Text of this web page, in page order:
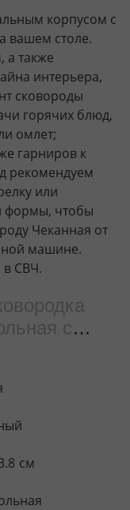
корпусом с
вашем столе.
а также
интерьера,
сковороды
горячих блюд,
омлет;
гарниров к
рекомендуем
или
формы, чтобы
Чеканная от
машине.
в СВЧ.
с
см